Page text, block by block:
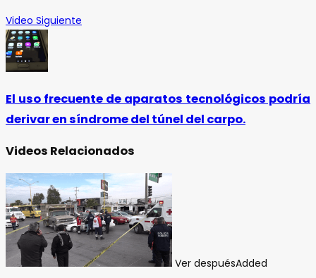
Video Siguiente
El uso frecuente de aparatos tecnológicos podría
derivar en síndrome del túnel del carpo.
Videos Relacionados
Ver despuésAdded